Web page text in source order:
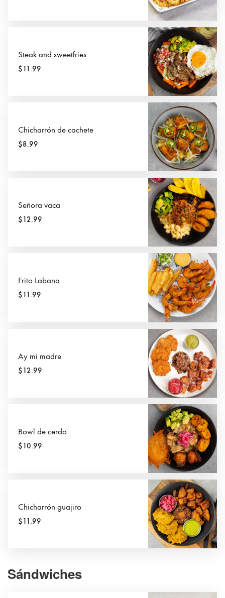
Steak and sweetfries
$11.99
Chicharrón de cachete
$8.99
Señora vaca
$12.99
Frito Labana
$11.99
Ay mi madre
$12.99
Bowl de cerdo
$10.99
Chicharrón guajiro
$11.99
Sándwiches